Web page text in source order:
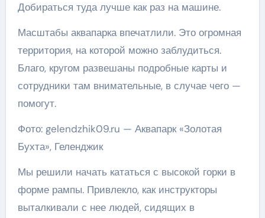
Добираться туда лучше как раз на машине.
Масштабы аквапарка впечатлили. Это огромная
территория, на которой можно заблудиться.
Благо, кругом развешаны подробные карты и
сотрудники там внимательные, в случае чего —
помогут.
Фото: gelendzhik09.ru — Аквапарк «Золотая
Бухта», Геленджик
Мы решили начать кататься с высокой горки в
форме рампы. Привлекло, как инструкторы
выталкивали с нее людей, сидящих в